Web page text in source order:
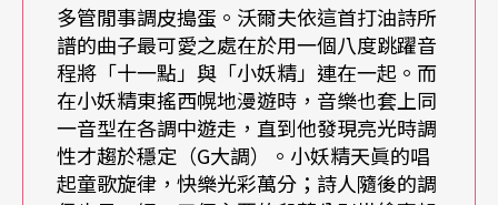
爲擁抱宇宙大地天人合一的遐思與豪情。
依據詩的段落結構來分段寫作音樂是在考慮形式，
用音樂素材來點明內容也是在考量形式，因爲它所
運用的手法是基於構築形式的諸多要素之上，而且
它才是樂曲眞正的內在形式，它或吻合一般習用之
多管閒事調皮搗蛋。沃爾夫依這首打油詩所
譜的曲子最可愛之處在於用一個八度跳躍音
程將「十一點」與「小妖精」連在一起。而
在小妖精東搖西幌地漫遊時，音樂也套上同
一音型在各調中遊走，直到他發現亮光時調
性才趨於穩定（G大調）。小妖精天眞的唱
起童歌旋律，快樂光彩萬分；詩人隨後的調